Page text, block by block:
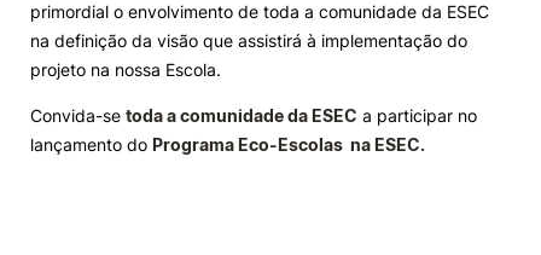
primordial o envolvimento de toda a comunidade da ESEC
na definição da visão que assistirá à implementação do
projeto na nossa Escola.
Convida-se toda a comunidade da ESEC a participar no
lançamento do Programa Eco-Escolas na ESEC.